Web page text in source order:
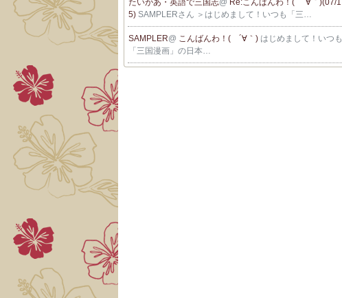
たいがあ・英語で三国志@ Re:こんばんわ！( ´∀｀)(07/1
5) SAMPLERさん ＞はじめまして！いつも「三…
SAMPLER@ こんばんわ！( ´∀｀) はじめまして！いつも
「三国漫画」の日本…